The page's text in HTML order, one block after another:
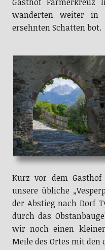
Gasthof
wanderten weiter
ersehnten Schatten bot.
Kurz vor dem
unsere übliche
der Abstieg nach Dorf
durch das
wir noch einen
Meile des Ortes mit den